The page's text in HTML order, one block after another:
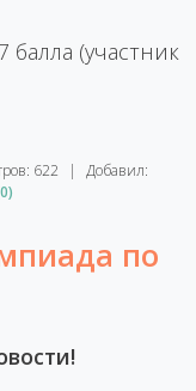
балла (участник
622 |
Добавил:
по